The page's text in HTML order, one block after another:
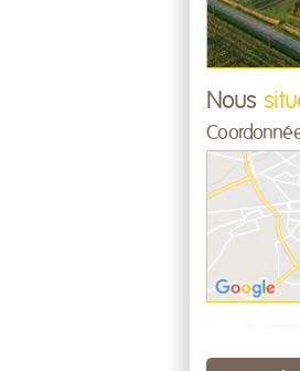
Nous